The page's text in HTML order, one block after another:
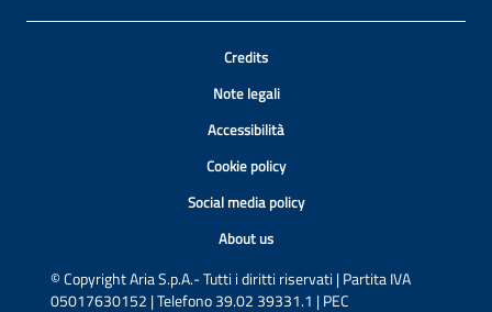
Credits
Note legali
Accessibilità
Cookie policy
Social media policy
About us
© Copyright Aria S.p.A.- Tutti i diritti riservati | Partita IVA
05017630152 | Telefono 39.02 39331.1 | PEC